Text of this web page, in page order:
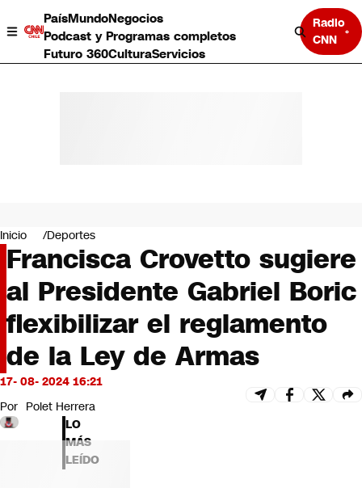
PaísMundoNegocios
Podcast y Programas completos
Futuro 360CulturaServicios
Radio
CNN
Negocios
Deportes
Programas completos
Cultura
Servicios
Bits
CNN tiempo
Futuro 360
Inicio Deportes
Francisca Crovetto sugiere
al Presidente Gabriel Boric
flexibilizar el reglamento
de la Ley de Armas
17- 08- 2024 16:21
Por Polet Herrera
LO
MÁS
LEÍDO